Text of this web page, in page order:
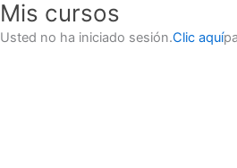
Mis cursos
Usted no ha iniciado sesión.Clic aquí